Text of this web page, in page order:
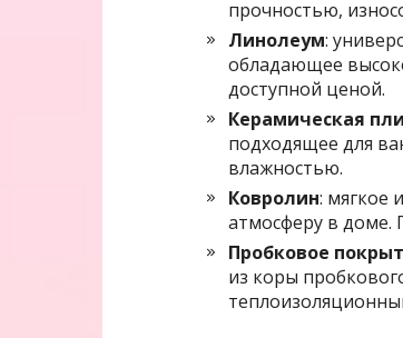
прочностью,
Линолеум:
обладающее
доступной ценой.
Керамическая
подходящее для
влажностью.
Ковролин: мягкое
атмосферу в доме.
Пробковое
из коры